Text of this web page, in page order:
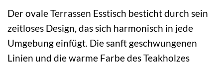
Der ovale Terrassen Esstisch besticht durch sein
zeitloses Design, das sich harmonisch in jede
Umgebung einfügt. Die sanft geschwungenen
Linien und die warme Farbe des Teakholzes